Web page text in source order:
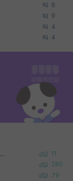
6
9
4
4
Korea University 수학, 컴퓨터과학 이학사, UC Berkeley 산업공학 대학원 공학박사가 되는 것은 쉽지 않겠죠? 11
280
79